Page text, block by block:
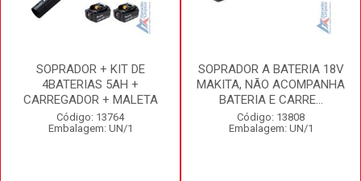
SOPRADOR + KIT DE
4BATERIAS 5AH +
CARREGADOR + MALETA
Código: 13764
Embalagem: UN/1
SOPRADOR A BATERIA 18V
MAKITA, NÃO ACOMPANHA
BATERIA E CARRE...
Código: 13808
Embalagem: UN/1